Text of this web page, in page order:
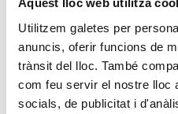
Utilitzem galetes per
anuncis, oferir funcions de
trànsit del lloc. També
com feu servir el nostre lloc
socials, de publicitat i
Delegación de la
Alejandro Rosselló, 15 -
Amb inscripció de
Modalitat sense definir